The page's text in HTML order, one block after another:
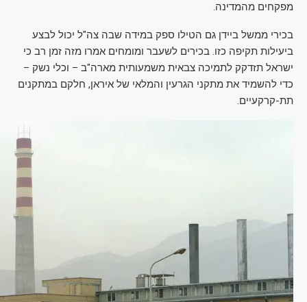
מפקחים מהמדינה.
בכירי ממשל ביידן גם הטילו ספק במידה שבה צה"ל יכול לבצע
ביעילות תקיפה כזו. בכירים לשעבר ומומחים אמרו מזה זמן רב כי
ישראל תזדקק לתמיכה צבאית משמעותית מארה"ב – וכלי נשק –
כדי להשמיד את מתקני הגרעין והמלאי של איראן, חלקם במתקנים
תת-קרקעיים.